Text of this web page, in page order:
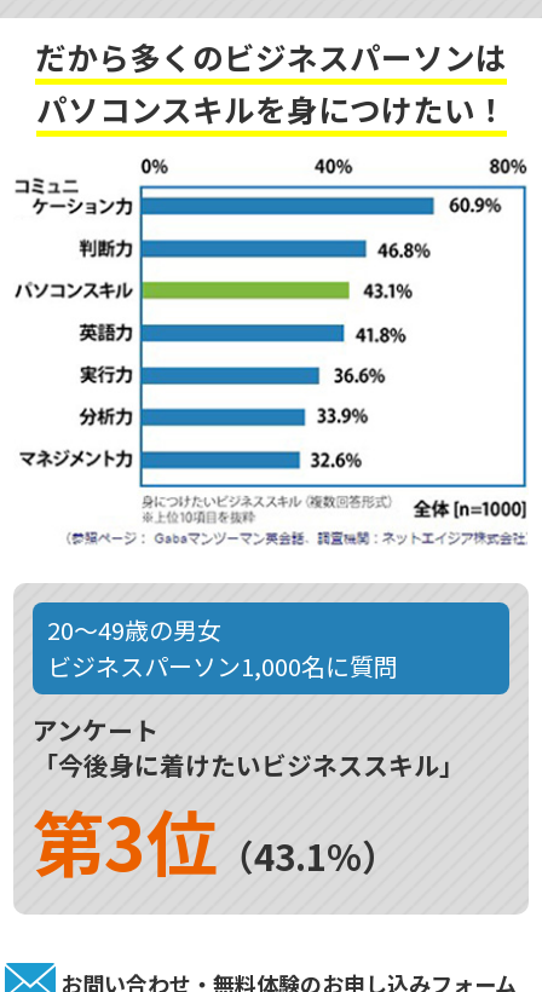
だから多くのビジネスパーソンは
パソコンスキルを身につけたい！
20～49歳の男女
ビジネスパーソン1,000名に質問
アンケート
「今後身に着けたいビジネススキル」
第3位 （43.1%）
お問い合わせ・無料体験のお申し込みフォーム